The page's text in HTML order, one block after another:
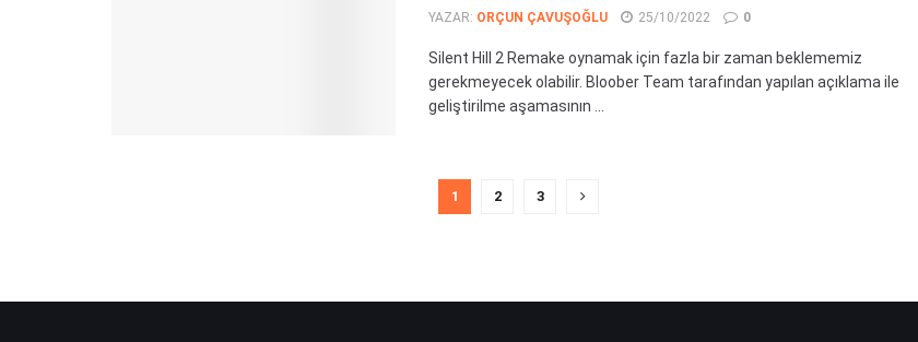
YAZAR: ORÇUN ÇAVUŞOĞLU 25/10/2022 0
Silent Hill 2 Remake oynamak için fazla bir zaman beklememiz
gerekmeyecek olabilir. Bloober Team tarafından yapılan açıklama ile
geliştirilme aşamasının ...
1 2 3